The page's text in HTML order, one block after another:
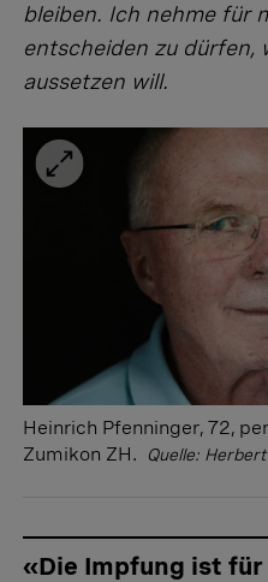
bleiben. Ich nehme für
entscheiden zu dürfen,
aussetzen will.
Heinrich Pfenninger, 72,
Zumikon ZH.
Quelle:
«Die Impfung ist